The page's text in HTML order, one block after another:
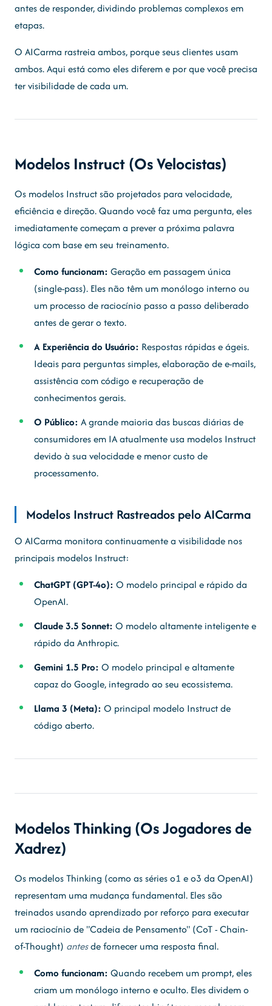
antes de responder, dividindo problemas complexos em
etapas.
O AICarma rastreia ambos, porque seus clientes usam
ambos. Aqui está como eles diferem e por que você precisa
ter visibilidade de cada um.
Modelos Instruct (Os Velocistas)
Os modelos Instruct são projetados para velocidade,
eficiência e direção. Quando você faz uma pergunta, eles
imediatamente começam a prever a próxima palavra
lógica com base em seu treinamento.
Como funcionam: Geração em passagem única
(single-pass). Eles não têm um monólogo interno ou
um processo de raciocínio passo a passo deliberado
antes de gerar o texto.
A Experiência do Usuário: Respostas rápidas e ágeis.
Ideais para perguntas simples, elaboração de e-mails,
assistência com código e recuperação de
conhecimentos gerais.
O Público: A grande maioria das buscas diárias de
consumidores em IA atualmente usa modelos Instruct
devido à sua velocidade e menor custo de
processamento.
Modelos Instruct Rastreados pelo AICarma
O AICarma monitora continuamente a visibilidade nos
principais modelos Instruct:
ChatGPT (GPT-4o): O modelo principal e rápido da
OpenAI.
Claude 3.5 Sonnet: O modelo altamente inteligente e
rápido da Anthropic.
Gemini 1.5 Pro: O modelo principal e altamente
capaz do Google, integrado ao seu ecossistema.
Llama 3 (Meta): O principal modelo Instruct de
código aberto.
Modelos Thinking (Os Jogadores de
Xadrez)
Os modelos Thinking (como as séries o1 e o3 da OpenAI)
representam uma mudança fundamental. Eles são
treinados usando aprendizado por reforço para executar
um raciocínio de "Cadeia de Pensamento" (CoT - Chain-
of-Thought) antesde fornecer uma resposta final.
Como funcionam: Quando recebem um prompt, eles
criam um monólogo interno e oculto. Eles dividem o